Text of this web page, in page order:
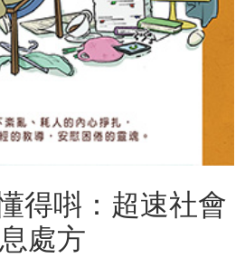
得唞：超速社會
處方